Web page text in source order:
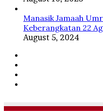
Manasik Jamaah
Keberangkatan 22
August 5, 2024